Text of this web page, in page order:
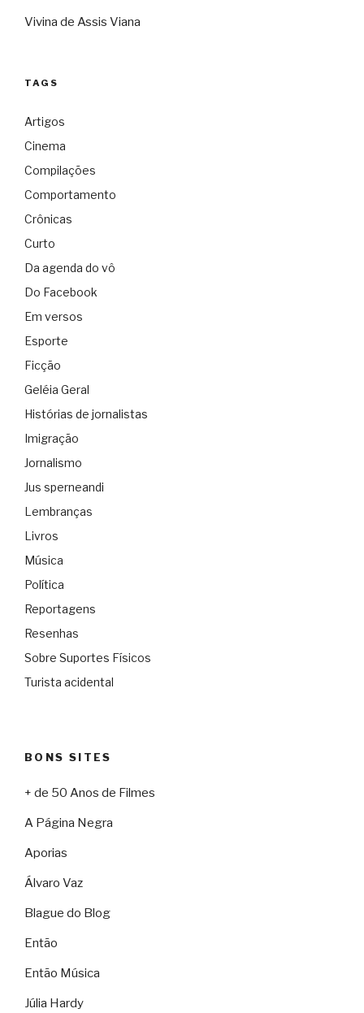
Vivina de Assis Viana
TAGS
Artigos
Cinema
Compilações
Comportamento
Crônicas
Curto
Da agenda do vô
Do Facebook
Em versos
Esporte
Ficção
Geléia Geral
Histórias de jornalistas
Imigração
Jornalismo
Jus sperneandi
Lembranças
Livros
Música
Política
Reportagens
Resenhas
Sobre Suportes Físicos
Turista acidental
BONS SITES
+ de 50 Anos de Filmes
A Página Negra
Aporias
Álvaro Vaz
Blague do Blog
Então
Então Música
Júlia Hardy